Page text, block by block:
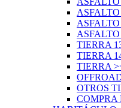
ASFALTO
ASFALTO
ASFALTO
TIERRA
TIERRA
TIERRA
OTROS
COMPRA